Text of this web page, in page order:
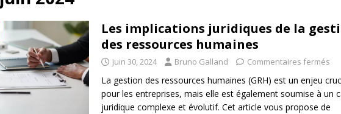
Les implications juridiques de la
des ressources humaines
juin 30, 2024 Bruno Galland Commentaires fermés
La gestion des ressources humaines (GRH) est un enjeu
pour les entreprises, mais elle est également soumise à un
juridique complexe et évolutif. Cet article vous propose de